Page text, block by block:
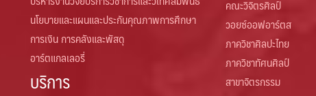
นโยบายและแผนและประกันคุณภาพการศึกษา
การเงิน การคลังและพัสดุ
อาร์ตแกลเลอรี่
บริการ
คณะวิจิตรศิลป์
วอยซ์ออฟอาร์ตส
ภาควิชาศิลปะไทย
ภาควิชาทัศนศิลป์
สาขาจิตรกรรม